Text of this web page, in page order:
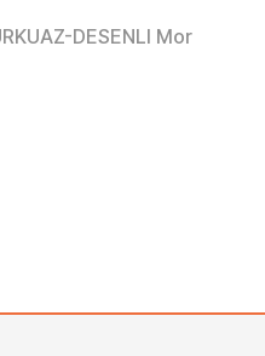
DESENLI Mor